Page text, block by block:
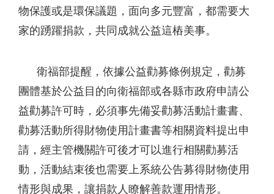
物保護或是環保議題，面向多元豐富，都需要大
家的踴躍捐款，共同成就公益這樁美事。
衛福部提醒，依據公益勸募條例規定，勸募
團體基於公益目的向衛福部或各縣市政府申請公
益勸募許可時，必須事先備妥勸募活動計畫書、
勸募活動所得財物使用計畫書等相關資料提出申
請，經主管機關許可後才可以進行相關勸募活
動，活動結束後也需要上系統公告募得財物使用
情形與成果，讓捐款人瞭解善款運用情形。